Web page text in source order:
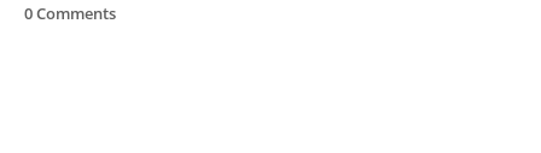
0 Comments